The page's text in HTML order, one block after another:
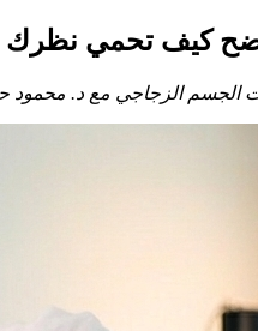
كيف تحمي
الجسم الزجاجي مع د.